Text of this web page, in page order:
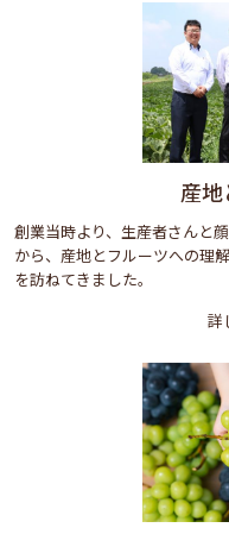
産
創業当時より、生産者さんと
から、産地とフルーツへの理
を訪ねてきました。
詳